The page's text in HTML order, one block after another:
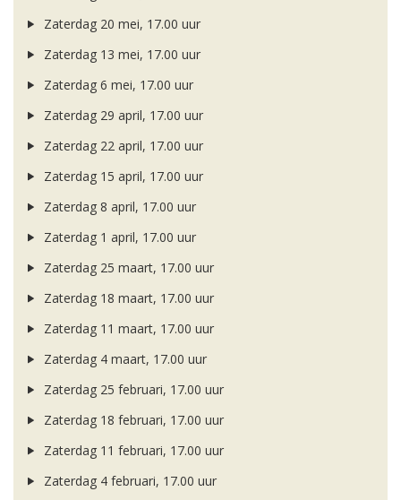
Zaterdag 20 mei, 17.00 uur
Zaterdag 13 mei, 17.00 uur
Zaterdag 6 mei, 17.00 uur
Zaterdag 29 april, 17.00 uur
Zaterdag 22 april, 17.00 uur
Zaterdag 15 april, 17.00 uur
Zaterdag 8 april, 17.00 uur
Zaterdag 1 april, 17.00 uur
Zaterdag 25 maart, 17.00 uur
Zaterdag 18 maart, 17.00 uur
Zaterdag 11 maart, 17.00 uur
Zaterdag 4 maart, 17.00 uur
Zaterdag 25 februari, 17.00 uur
Zaterdag 18 februari, 17.00 uur
Zaterdag 11 februari, 17.00 uur
Zaterdag 4 februari, 17.00 uur